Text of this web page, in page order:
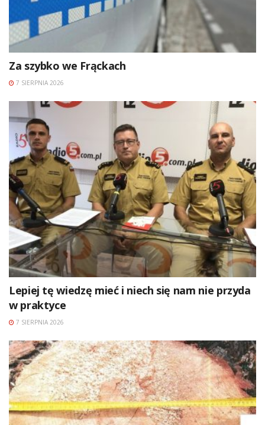
Za szybko we Frąckach
7 SIERPNIA 2026
Lepiej tę wiedzę mieć i niech się nam nie przyda
w praktyce
7 SIERPNIA 2026